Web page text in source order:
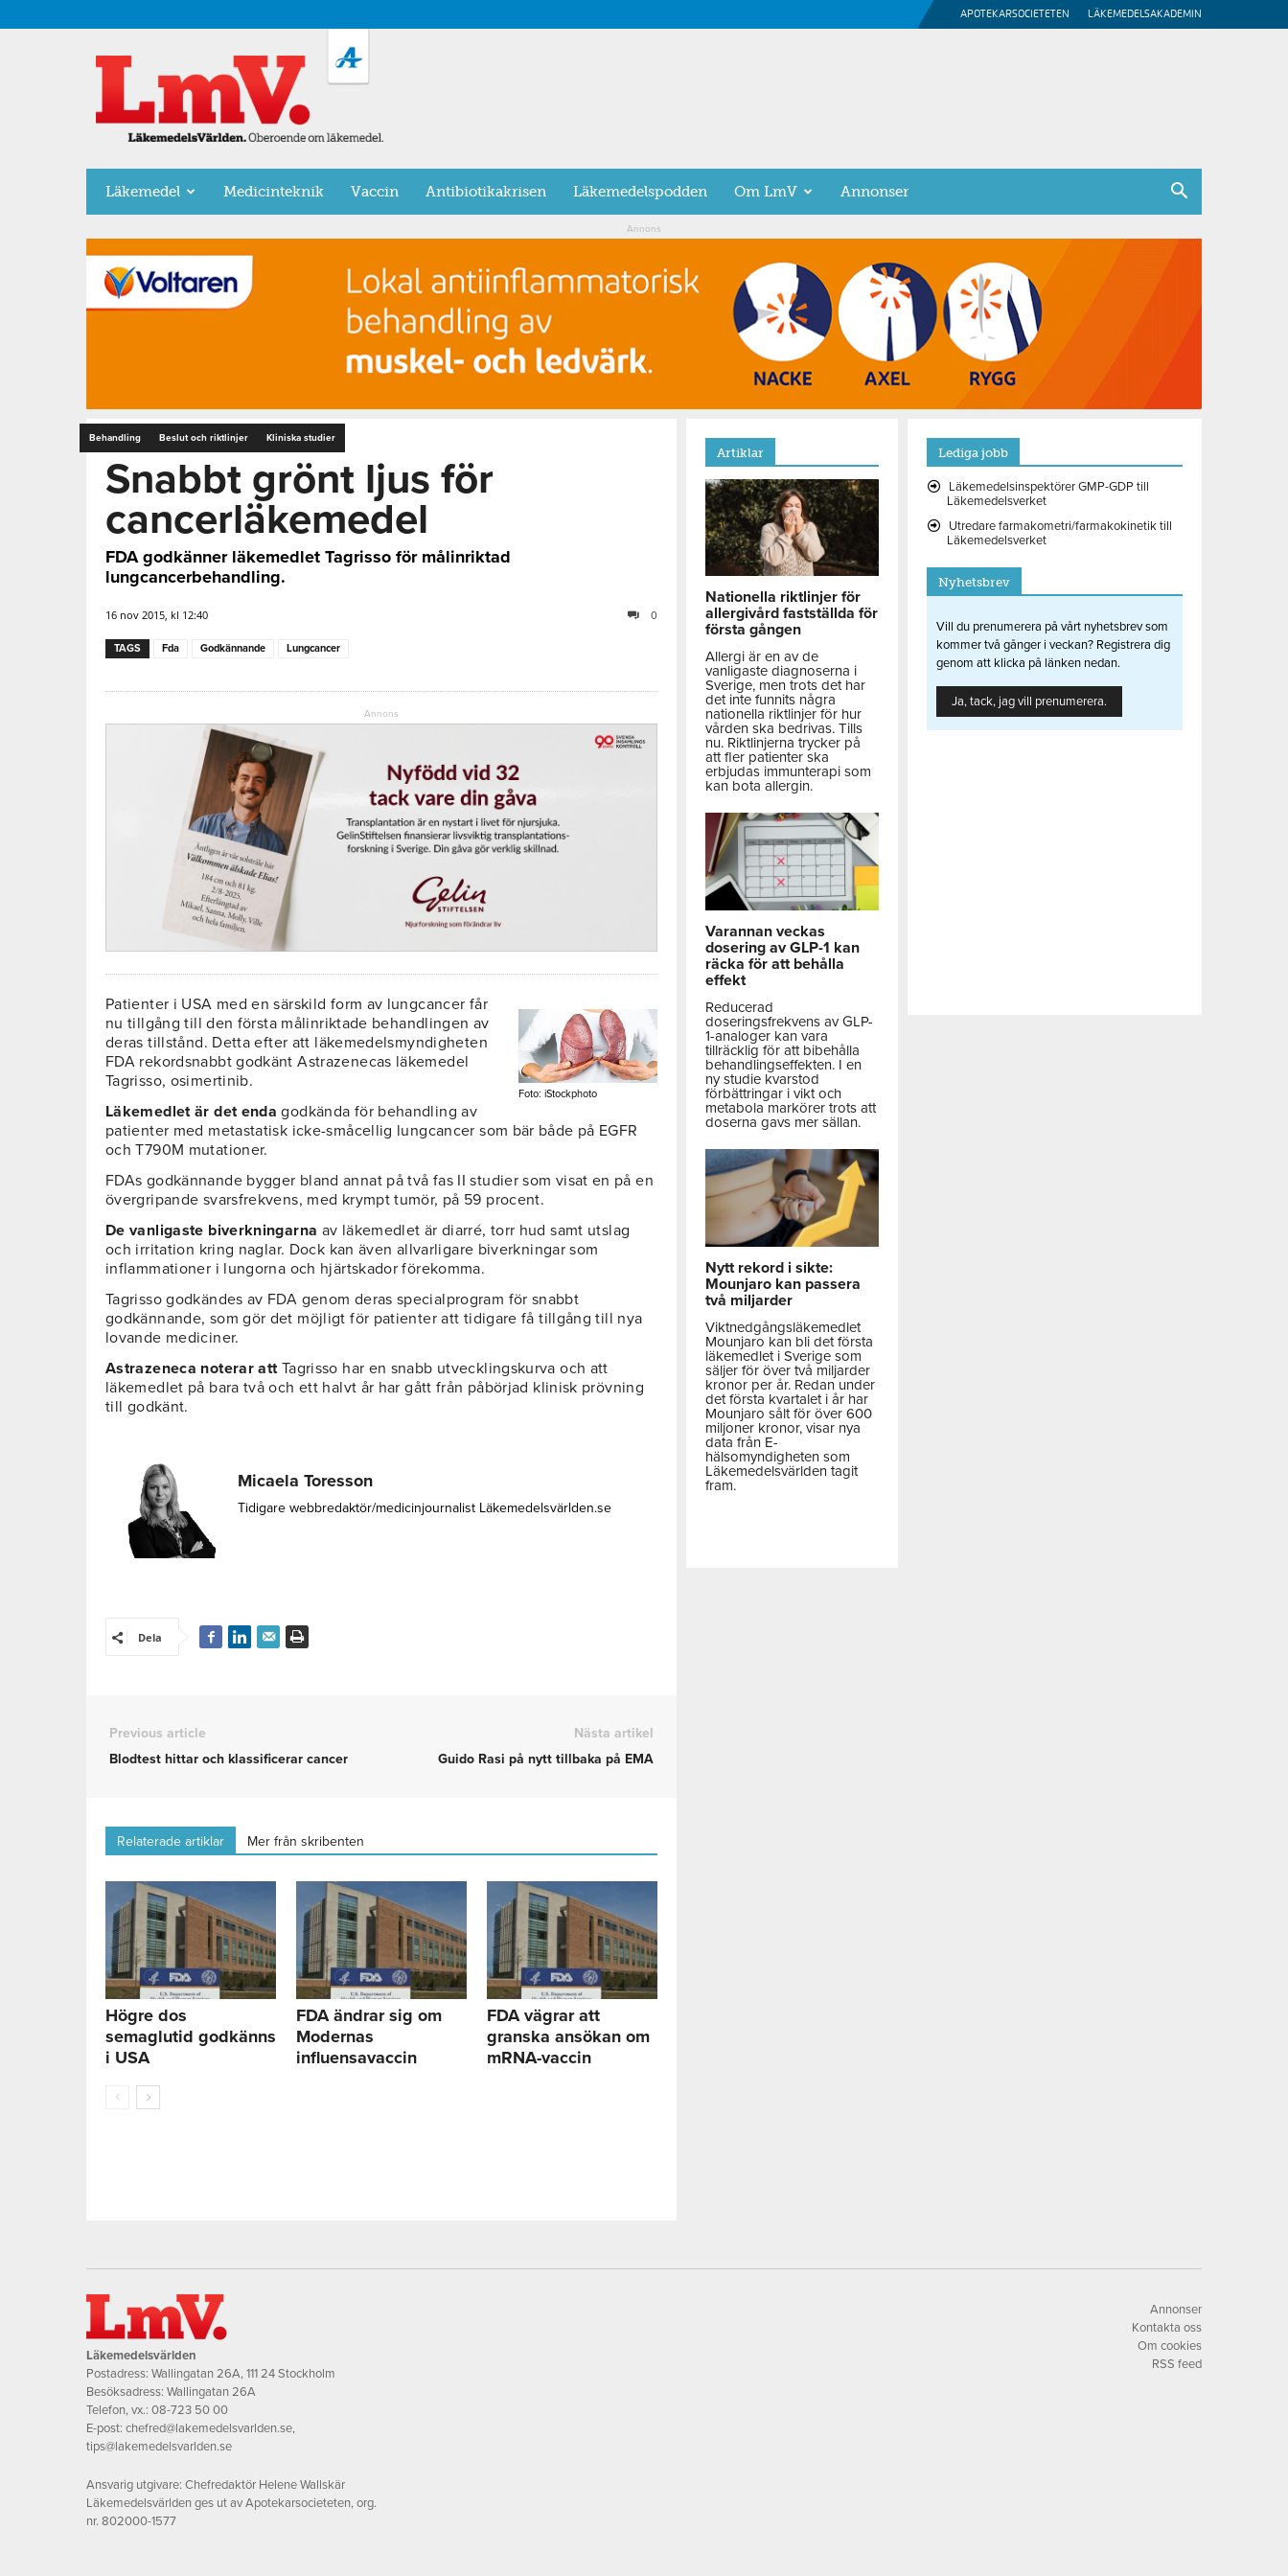
APOTEKARSOCIETETEN LÄKEMEDELSAKADEMIN
LäkemedelsVärlden
Läkemedel Medicinteknik Vaccin Antibiotikakrisen Läkemedelspodden Om LmV Annonser
Annons
Behandling Beslut och riktlinjer Kliniska studier
Snabbt grönt ljus för
cancerläkemedel
FDA godkänner läkemedlet Tagrisso för målinriktad
lungcancerbehandling.
16 nov 2015, kl 12:40 0
TAGS Fda Godkännande Lungcancer
Annons
Foto: iStockphoto
Patienter i USA med en särskild form av lungcancer får
nu tillgång till den första målinriktade behandlingen av
deras tillstånd. Detta efter att läkemedelsmyndigheten
FDA rekordsnabbt godkänt Astrazenecas läkemedel
Tagrisso, osimertinib.
Läkemedlet är det endagodkända för behandling av
patienter med metastatisk icke-småcellig lungcancer som bär både på EGFR
och T790M mutationer.
FDAs godkännande bygger bland annat på två fas II studier som visat en på en
övergripande svarsfrekvens, med krympt tumör, på 59 procent.
De vanligaste biverkningarna av läkemedlet är diarré, torr hud samt utslag
och irritation kring naglar. Dock kan även allvarligare biverkningar som
inflammationer i lungorna och hjärtskador förekomma.
Tagrisso godkändes av FDA genom deras specialprogram för snabbt
godkännande, som gör det möjligt för patienter att tidigare få tillgång till nya
lovande mediciner.
Astrazeneca noterar attTagrisso har en snabb utvecklingskurva och att
läkemedlet på bara två och ett halvt år har gått från påbörjad klinisk prövning
till godkänt.
Micaela Toresson
Tidigare webbredaktör/medicinjournalist Läkemedelsvärlden.se
Dela
Previous article
Blodtest hittar och klassificerar cancer
Nästa artikel
Guido Rasi på nytt tillbaka på EMA
Relaterade artiklar Mer från skribenten
Högre dos
semaglutid godkänns
i USA
FDA ändrar sig om
Modernas
influensavaccin
FDA vägrar att
granska ansökan om
mRNA-vaccin
Artiklar
Nationella riktlinjer för
allergivård fastställda för
första gången
Allergi är en av de
vanligaste diagnoserna i
Sverige, men trots det har
det inte funnits några
nationella riktlinjer för hur
vården ska bedrivas. Tills
nu. Riktlinjerna trycker på
att fler patienter ska
erbjudas immunterapi som
kan bota allergin.
Varannan veckas
dosering av GLP-1 kan
räcka för att behålla
effekt
Reducerad
doseringsfrekvens av GLP-
1-analoger kan vara
tillräcklig för att bibehålla
behandlingseffekten. I en
ny studie kvarstod
förbättringar i vikt och
metabola markörer trots att
doserna gavs mer sällan.
Nytt rekord i sikte:
Mounjaro kan passera
två miljarder
Viktnedgångsläkemedlet
Mounjaro kan bli det första
läkemedlet i Sverige som
säljer för över två miljarder
kronor per år. Redan under
det första kvartalet i år har
Mounjaro sålt för över 600
miljoner kronor, visar nya
data från E-
hälsomyndigheten som
Läkemedelsvärlden tagit
fram.
Lediga jobb
Läkemedelsinspektörer GMP-GDP till
Läkemedelsverket
Utredare farmakometri/farmakokinetik till
Läkemedelsverket
Nyhetsbrev
Vill du prenumerera på vårt nyhetsbrev som
kommer två gånger i veckan? Registrera dig
genom att klicka på länken nedan.
Ja, tack, jag vill prenumerera.
Läkemedelsvärlden
Postadress: Wallingatan 26A, 111 24 Stockholm
Besöksadress: Wallingatan 26A
Telefon, vx.: 08-723 50 00
E-post: chefred@lakemedelsvarlden.se,
tips@lakemedelsvarlden.se
Ansvarig utgivare: Chefredaktör Helene Wallskär
Läkemedelsvärlden ges ut av Apotekarsocieteten, org.
nr. 802000-1577
Annonser
Kontakta oss
Om cookies
RSS feed